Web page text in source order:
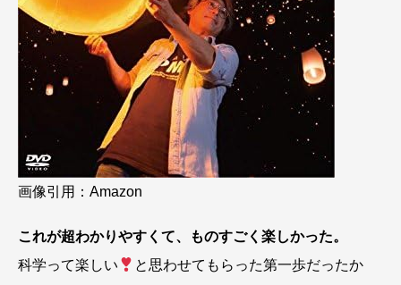
画像引用：Amazon
これが超わかりやすくて、ものすごく楽しかった。
科学って楽しい
と思わせてもらった第一歩だったか